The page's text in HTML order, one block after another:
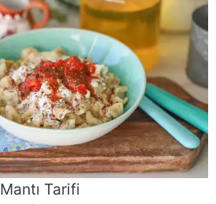
Mantı Tarifi